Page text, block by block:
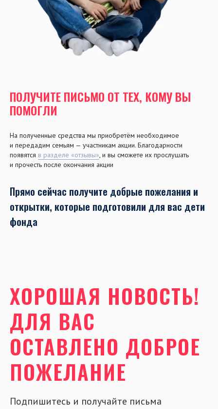
ПОЛУЧИТЕ ПИСЬМО ОТ ТЕХ, КОМУ ВЫ
ПОМОГЛИ
На полученные средства мы приобретём необходимое
и передадим семьям — участникам акции. Благодарности
появятся в разделе «отзывы», и вы сможете их прослушать
и прочесть после окончания акции
Прямо сейчас получите добрые пожелания и
открытки, которые подготовили для вас дети
фонда
ХОРОШАЯ НОВОСТЬ!
ДЛЯ ВАС
ОСТАВЛЕНО ДОБРОЕ
ПОЖЕЛАНИЕ
Подпишитесь и получайте письма